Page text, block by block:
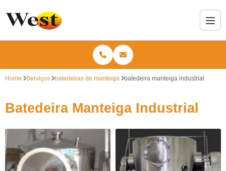
Home Serviços batedeiras de manteiga batedeira manteiga industrial
Batedeira Manteiga Industrial